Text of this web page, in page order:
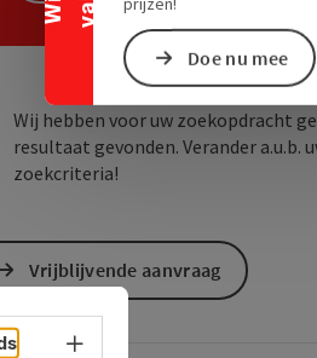
Doe nu mee
Wij hebben voor uw zoekopdracht
resultaat gevonden. Verander a.u.b.
zoekcriteria!
Vrijblijvende aanvraag
Taalkeuze - menu openen